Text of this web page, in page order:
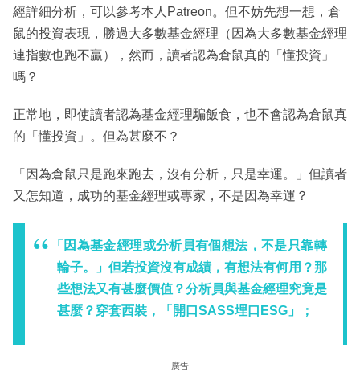
經詳細分析，可以參考本人Patreon。但不妨先想一想，倉
鼠的投資表現，勝過大多數基金經理（因為大多數基金經理
連指數也跑不贏），然而，讀者認為倉鼠真的「懂投資」
嗎？
正常地，即使讀者認為基金經理騙飯食，也不會認為倉鼠真
的「懂投資」。但為甚麼不？
「因為倉鼠只是跑來跑去，沒有分析，只是幸運。」但讀者
又怎知道，成功的基金經理或專家，不是因為幸運？
「因為基金經理或分析員有個想法，不是只靠轉
輪子。」但若投資沒有成績，有想法有何用？那
些想法又有甚麼價值？分析員與基金經理究竟是
甚麼？穿套西裝，「開口SASS埋口ESG」；
廣告